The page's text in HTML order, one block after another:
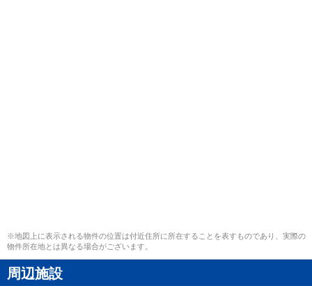
※地図上に表示される物件の位置は付近住所に所在することを表すものであり、実際の
物件所在地とは異なる場合がございます。
周辺施設